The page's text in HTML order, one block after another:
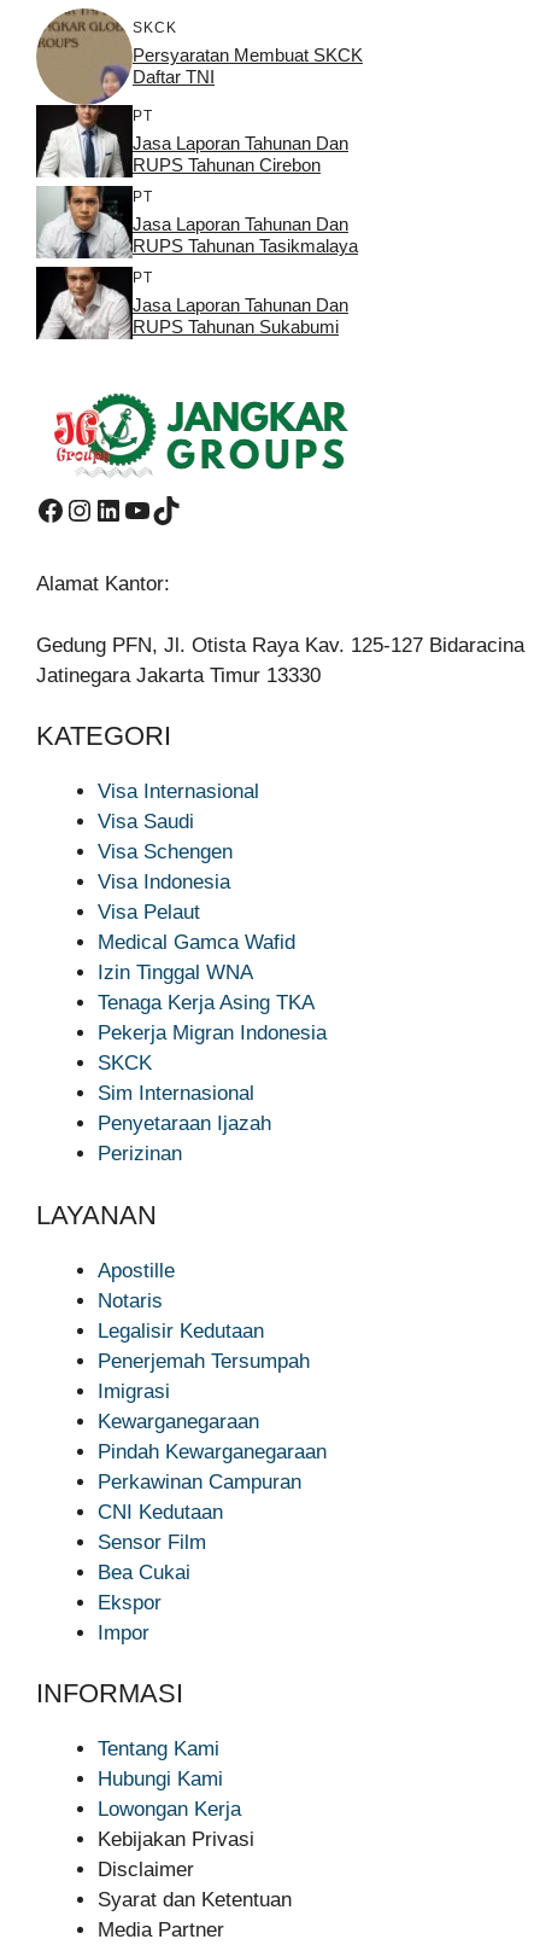
SKCK
Persyaratan Membuat SKCK
Daftar TNI
PT
Jasa Laporan Tahunan Dan
RUPS Tahunan Cirebon
PT
Jasa Laporan Tahunan Dan
RUPS Tahunan Tasikmalaya
PT
Jasa Laporan Tahunan Dan
RUPS Tahunan Sukabumi
Facebook
Instagram
LinkedIn
YouTube
TikTok
Alamat Kantor:
Gedung PFN, Jl. Otista Raya Kav. 125-127 Bidaracina
Jatinegara Jakarta Timur 13330
KATEGORI
Visa Internasional
Visa Saudi
Visa Schengen
Visa Indonesia
Visa Pelaut
Medical Gamca Wafid
Izin Tinggal WNA
Tenaga Kerja Asing TKA
Pekerja Migran Indonesia
SKCK
Sim Internasional
Penyetaraan Ijazah
Perizinan
LAYANAN
Apostille
Notaris
Legalisir Kedutaan
Penerjemah Tersumpah
Imigrasi
Kewarganegaraan
Pindah Kewarganegaraan
Perkawinan Campuran
CNI Kedutaan
Sensor Film
Bea Cukai
Ekspor
Impor
INFORMASI
Tentang Kami
Hubungi Kami
Lowongan Kerja
Kebijakan Privasi
Disclaimer
Syarat dan Ketentuan
Media Partner